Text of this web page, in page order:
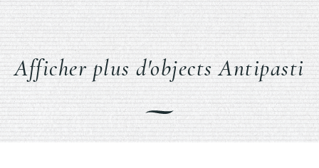
Afficher plus d'objects Antipasti